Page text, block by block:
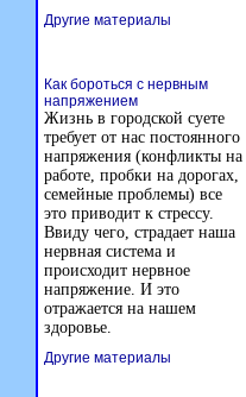
Другие материалы
Как бороться с нервным
напряжением
Жизнь в городской суете
требует от нас постоянного
напряжения (конфликты на
работе, пробки на дорогах,
семейные проблемы) все
это приводит к стрессу.
Ввиду чего, страдает наша
нервная система и
происходит нервное
напряжение. И это
отражается на нашем
здоровье.
Другие материалы